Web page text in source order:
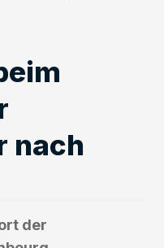
nach
der